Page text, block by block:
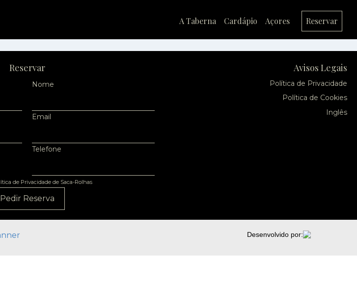
A Taberna Cardápio Açores Reservar
Reservar
Nome
Email
Telefone
de Privacidade de Saca-Rolhas
Pedir Reserva
Avisos Legais
Política de Privacidade
Política de Cookies
Inglês
Desenvolvido por: